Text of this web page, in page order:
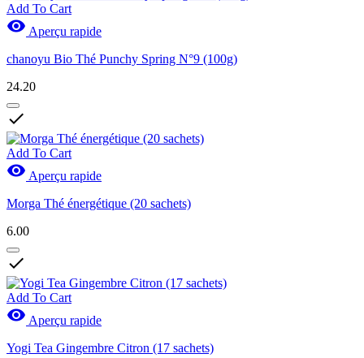
Add To Cart
 Aperçu rapide
chanoyu Bio Thé Punchy Spring N°9 (100g)
24.20

Add To Cart
 Aperçu rapide
Morga Thé énergétique (20 sachets)
6.00

Add To Cart
 Aperçu rapide
Yogi Tea Gingembre Citron (17 sachets)